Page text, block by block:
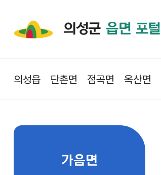
의성군 읍면 포털
의성읍 단촌면 점곡면 옥산면
가음면